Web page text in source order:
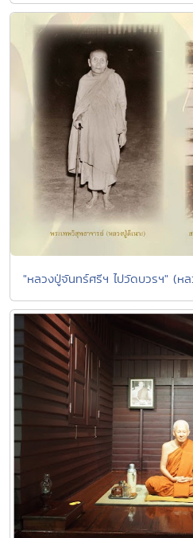
"หลวงปู่จันทร์ศรีฯ ไปวัดบวรฯ" (ห